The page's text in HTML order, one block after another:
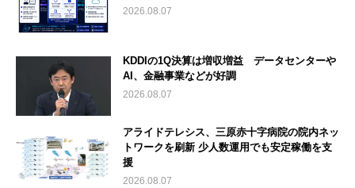
2026.08.07
KDDIの1Q決算は増収増益 データセンターや
AI、金融事業などが好調
2026.08.07
アライドテレシス、三原赤十字病院の院内ネッ
トワークを刷新 少人数運用でも安定稼働を支
援
2026.08.07